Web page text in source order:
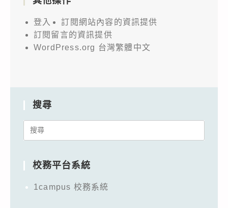
登入
訂閱網站內容的資訊提供
訂閱留言的資訊提供
WordPress.org 台灣繁體中文
搜尋
Search
校務平台系統
1campus 校務系統